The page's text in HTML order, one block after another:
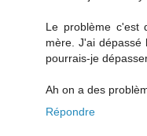
Le problème c'est
mère. J'ai dépassé
pourrais-je
Ah on a des
Répondre